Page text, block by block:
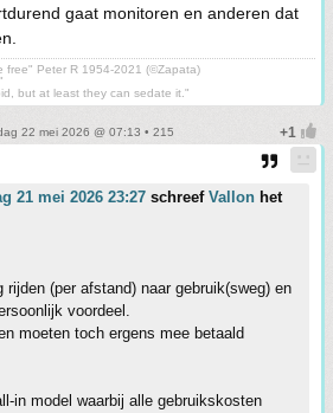
gaat monitoren en anderen dat
free" Peter R 1954-2021 (©Zapata)
but at least they can sedate it."
22 mei 2026 @ 07:13 • 215
21 mei 2026 23:27 schreef Vallon het
rijden (per afstand) naar gebruik(sweg) en
voordeel.
moeten toch ergens mee betaald
in model waarbij alle gebruikskosten